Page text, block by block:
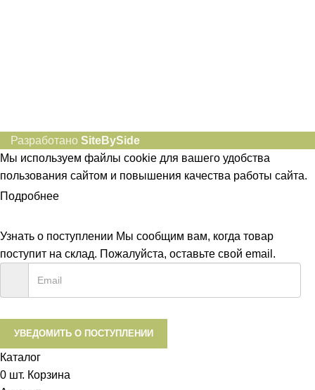
Разработано SiteBySide
Мы используем файлы cookie для вашего удобства
пользования сайтом и повышения качества работы сайта.
Подробнее
Узнать о поступлении Мы сообщим вам, когда товар
поступит на склад. Пожалуйста, оставьте свой email.
УВЕДОМИТЬ О ПОСТУПЛЕНИИ
Каталог
0 шт. Корзина